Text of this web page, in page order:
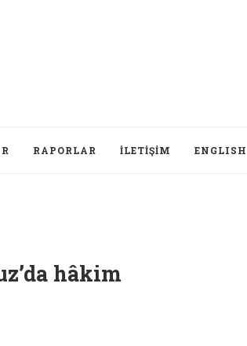
RAPORLAR İLETIŞIM ENGLISH
hâkim